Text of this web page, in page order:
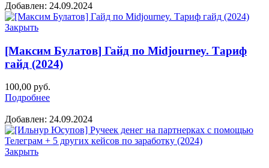
Добавлен: 24.09.2024
Закрыть
[Максим Булатов] Гайд по Midjourney. Тариф
гайд (2024)
100,00 руб.
Подробнее
Добавлен: 24.09.2024
Закрыть